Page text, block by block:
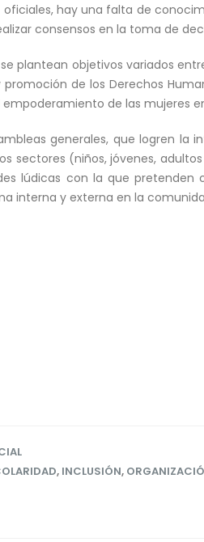
hay una falta de
consensos en la toma de
plantean objetivos variados
de los Derechos
de las mujeres
generales, que logren
sectores (niños, jóvenes,
lúdicas con la que
interna y externa en la
, INCLUSIÓN,